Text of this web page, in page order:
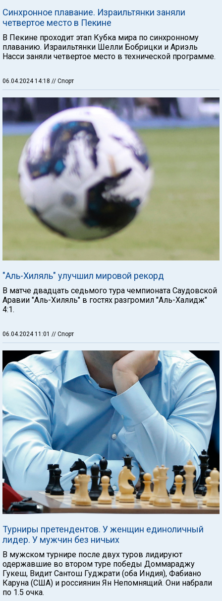
Синхронное плавание. Израильтянки заняли
четвертое место в Пекине
В Пекине проходит этап Кубка мира по синхронному
плаванию. Израильтянки Шелли Бобрицки и Ариэль
Насси заняли четвертое место в технической программе.
06.04.2024 14:18 // Спорт
"Аль-Хиляль" улучшил мировой рекорд
В матче двадцать седьмого тура чемпионата Саудовской
Аравии "Аль-Хиляль" в гостях разгромил "Аль-Халидж"
4:1.
06.04.2024 11:01 // Спорт
Турниры претендентов. У женщин единоличный
лидер. У мужчин без ничьих
В мужском турнире после двух туров лидируют
одержавшие во втором туре победы Доммараджу
Гукеш, Видит Сантош Гуджрати (оба Индия), Фабиано
Каруна (США) и россиянин Ян Непомнящий. Они набрали
по 1.5 очка.